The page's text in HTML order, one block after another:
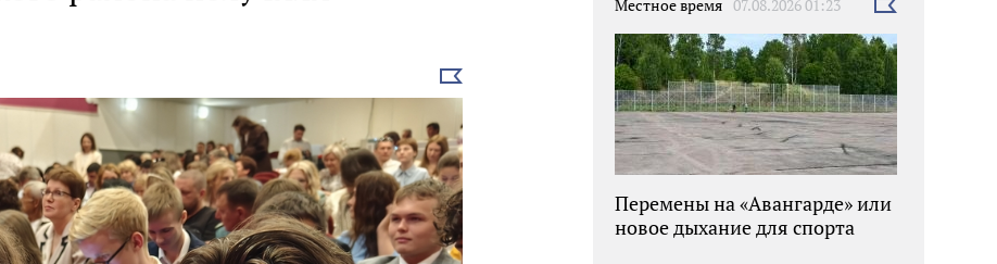
Выбрать
новость
Местное время 07.08.2026 01:23
Выбрать
Перемены на «Авангарде» или
новое дыхание для спорта